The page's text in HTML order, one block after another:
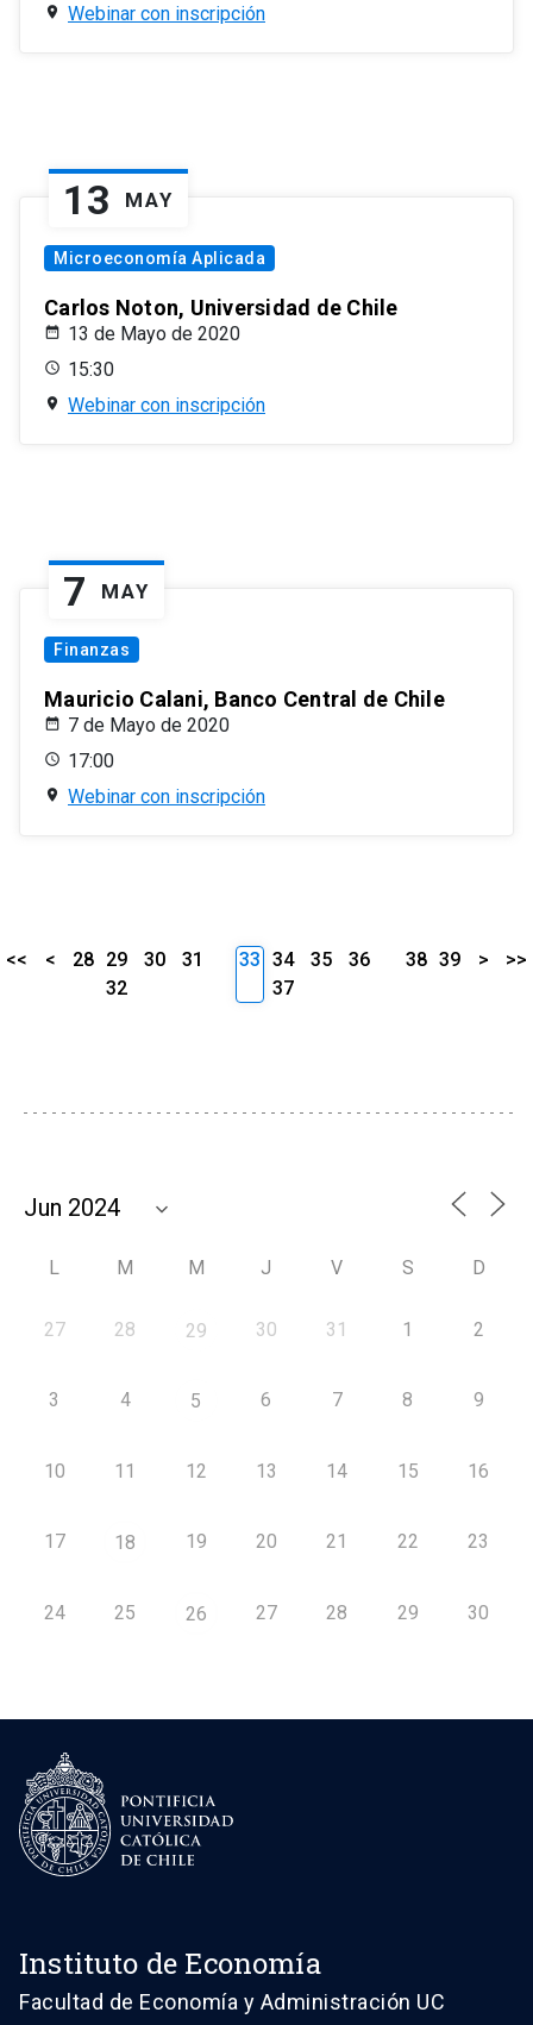
Webinar con inscripción
13 MAY
Microeconomía Aplicada
Carlos Noton, Universidad de Chile
13 de Mayo de 2020
15:30
Webinar con inscripción
7 MAY
Finanzas
Mauricio Calani, Banco Central de Chile
7 de Mayo de 2020
17:00
Webinar con inscripción
<< < 28 29 30
31
32
33 34 35
36
37
38 39 > >>
L M M J V S D
27 28 29 30 31 1 2
3 4 5 6 7 8 9
10 11 12 13 14 15 16
17 18 19 20 21 22 23
24 25 26 27 28 29 30
Instituto de Economía
Facultad de Economía y Administración UC